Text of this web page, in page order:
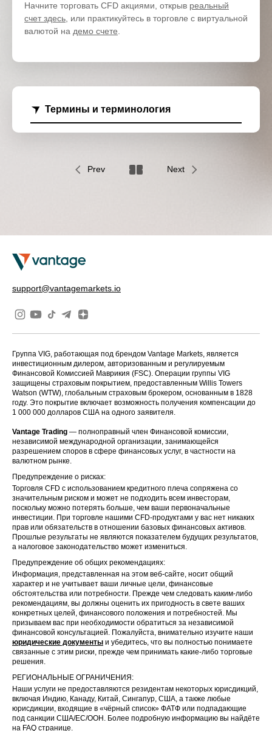
Начните торговать CFD акциями, открыв реальный
счет здесь , или практикуйтесь в торговле с виртуальной
валютой на демо счете
Термины и терминология
Prev Next
support@vantagemarkets.io
Группа VIG, работающая под брендом Vantage Markets, является
инвестиционным дилером, авторизованным и регулируемым
Финансовой Комиссией Маврикия (FSC). Операции группы VIG
защищены страховым покрытием, предоставленным Willis Towers
Watson (WTW), глобальным страховым брокером, основанным в 1828
году. Это покрытие включает возможность получения компенсации до
1 000 000 долларов США на одного заявителя.
Vantage Trading — полноправный член Финансовой комиссии,
независимой международной организации, занимающейся
разрешением споров в сфере финансовых услуг, в частности на
валютном рынке.
Предупреждение о рисках:
Торговля CFD с использованием кредитного плеча сопряжена со
значительным риском и может не подходить всем инвесторам,
поскольку можно потерять больше, чем ваши первоначальные
инвестиции. При торговле нашими CFD-продуктами у вас нет никаких
прав или обязательств в отношении базовых финансовых активов.
Прошлые результаты не являются показателем будущих результатов,
а налоговое законодательство может измениться.
Предупреждение об общих рекомендациях:
Информация, представленная на этом веб-сайте, носит общий
характер и не учитывает ваши личные цели, финансовые
обстоятельства или потребности. Прежде чем следовать каким-либо
рекомендациям, вы должны оценить их пригодность в свете ваших
конкретных целей, финансового положения и потребностей. Мы
призываем вас при необходимости обратиться за независимой
финансовой консультацией. Пожалуйста, внимательно изучите наши
юридические документы и убедитесь, что вы полностью понимаете
связанные с этим риски, прежде чем принимать какие-либо торговые
решения.
РЕГИОНАЛЬНЫЕ ОГРАНИЧЕНИЯ:
Наши услуги не предоставляются резидентам некоторых юрисдикций,
включая Индию, Канаду, Китай, Сингапур, США, а также любые
юрисдикции, входящие в «чёрный список» ФАТФ или подпадающие
под санкции США/ЕС/ООН. Более подробную информацию вы найдёте
на FAQ странице.